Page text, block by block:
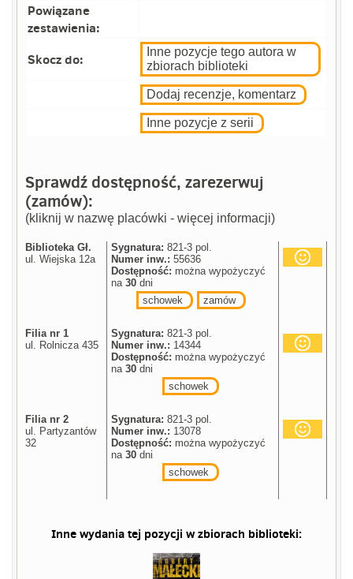
Powiązane
zestawienia:
Skocz do:
Inne pozycje tego autora w
zbiorach biblioteki
Dodaj recenzje, komentarz
Inne pozycje z serii
Sprawdź dostępność, zarezerwuj
(zamów):
(kliknij w nazwę placówki - więcej informacji)
Biblioteka Gł.
ul. Wiejska 12a
Sygnatura: 821-3 pol.
Numer inw.: 55636
Dostępność: można wypożyczyć
na30 dni
schowek
zamów
Filia nr 1
ul. Rolnicza 435
Sygnatura: 821-3 pol.
Numer inw.: 14344
Dostępność: można wypożyczyć
na30 dni
schowek
Filia nr 2
ul. Partyzantów
32
Sygnatura: 821-3 pol.
Numer inw.: 13078
Dostępność: można wypożyczyć
na30 dni
schowek
Inne wydania tej pozycji w zbiorach biblioteki: